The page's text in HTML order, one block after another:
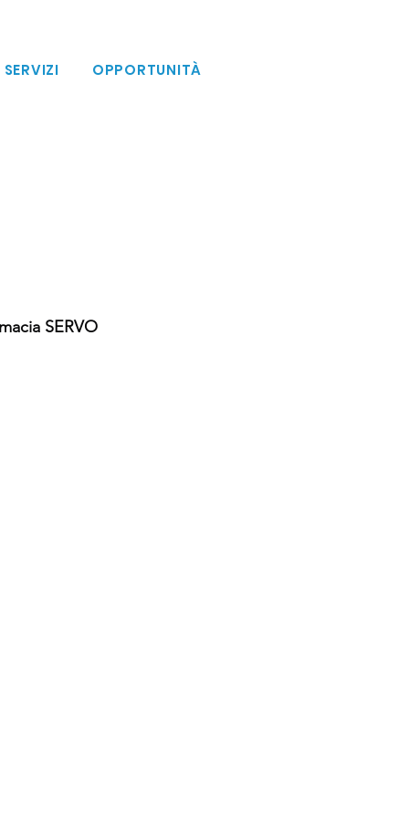
SERVIZI OPPORTUNITÀ
SERVO